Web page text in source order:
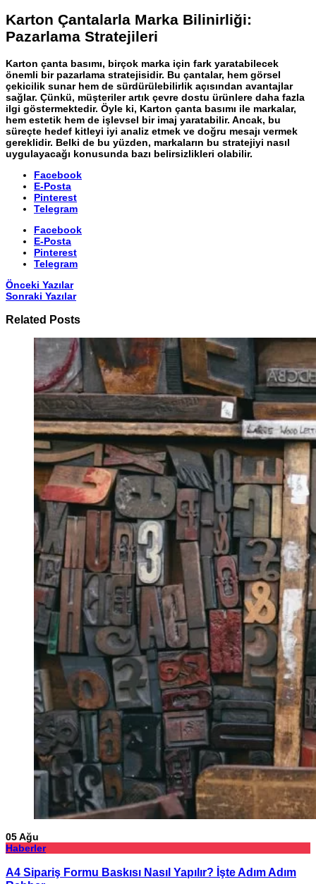
Karton Çantalarla Marka Bilinirliği:
Pazarlama Stratejileri
Karton çanta basımı, birçok marka için fark yaratabilecek
önemli bir pazarlama stratejisidir. Bu çantalar, hem görsel
çekicilik sunar hem de sürdürülebilirlik açısından avantajlar
sağlar. Çünkü, müşteriler artık çevre dostu ürünlere daha fazla
ilgi göstermektedir. Öyle ki, Karton çanta basımı ile markalar,
hem estetik hem de işlevsel bir imaj yaratabilir. Ancak, bu
süreçte hedef kitleyi iyi analiz etmek ve doğru mesajı vermek
gereklidir. Belki de bu yüzden, markaların bu stratejiyi nasıl
uygulayacağı konusunda bazı belirsizlikleri olabilir.
Facebook
E-Posta
Pinterest
Telegram
Facebook
E-Posta
Pinterest
Telegram
Önceki Yazılar
Sonraki Yazılar
Related Posts
05Ağu
Haberler
A4 Sipariş Formu Baskısı Nasıl Yapılır? İşte Adım Adım